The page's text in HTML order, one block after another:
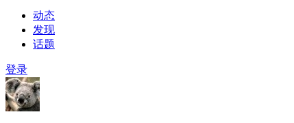
动态
发现
话题
登录